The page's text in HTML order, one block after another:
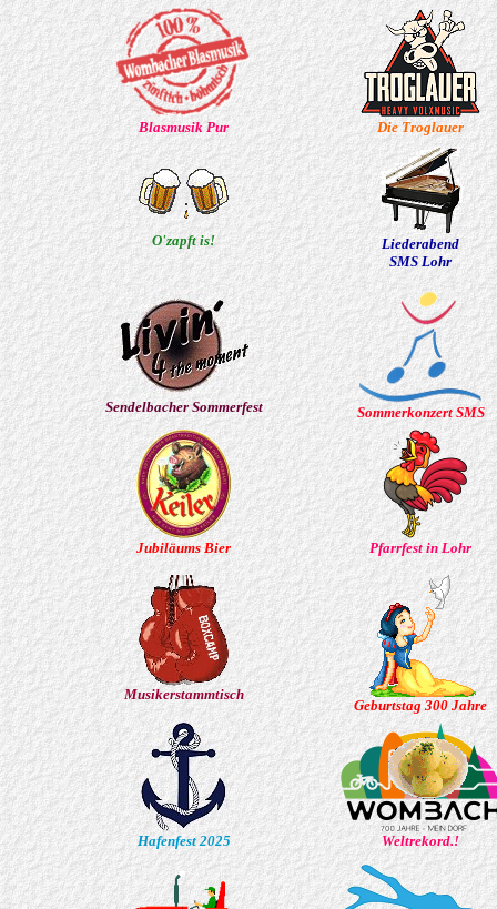
Blasmusik Pur Die Troglauer
O'zapft is!
Liederabend
SMS Lohr
Sendelbacher Sommerfest Sommerkonzert SMS
Jubiläums Bier Pfarrfest in Lohr
Musikerstammtisch
Geburtstag 300 Jahre
Hafenfest 2025 Weltrekord.!